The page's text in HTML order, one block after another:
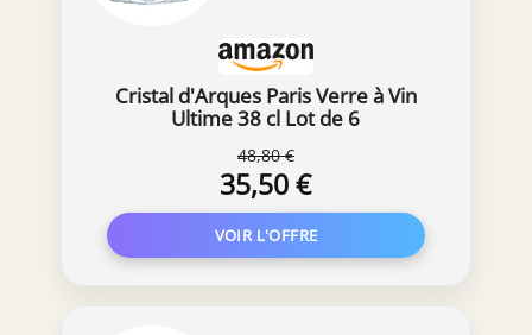
Cristal d'Arques Paris Verre à Vin
Ultime 38 cl Lot de 6
48,80 €
35,50 €